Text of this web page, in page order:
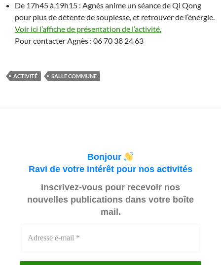
De 17h45 à 19h15 : Agnès anime un séance de Qi Qong
pour plus de détente de souplesse, et retrouver de l’énergie.
Voir ici l’affiche de présentation de l’activité.
Pour contacter Agnès : 06 70 38 24 63
ACTIVITÉ SALLE COMMUNE
Bonjour
Ravi de votre intérêt pour nos activités
Inscrivez-vous pour recevoir nos
nouvelles publications dans votre boîte
mail.